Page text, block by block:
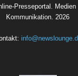
Presseportal.
Kommunikation. 2026